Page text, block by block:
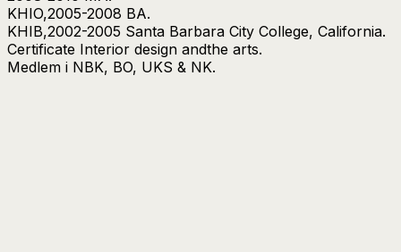
KHIO,2005-2008 BA.
KHIB,2002-2005 Santa Barbara City College, California.
Certificate Interior design andthe arts.
Medlem i NBK, BO, UKS & NK.